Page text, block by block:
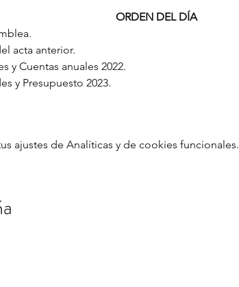
ORDEN DEL DÍA
acta anterior.
y Cuentas anuales 2022.
y Presupuesto 2023.
ajustes de Analíticas y de cookies funcionales.